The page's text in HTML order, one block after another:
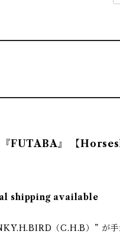
FUTABA』 【
shipping available
（C.H.B）” が手